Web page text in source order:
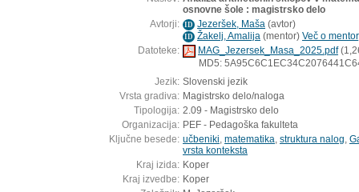
osnovne šole : magistrsko delo
Avtorji: ID Jezeršek, Maša (avtor)
ID Žakelj, Amalija (mentor) Več o
Datoteke:
MAG_Jezersek_Masa_2025.pdf
MD5:
Jezik: Slovenski jezik
Vrsta gradiva: Magistrsko delo/naloga
Tipologija: 2.09 - Magistrsko delo
Organizacija: PEF - Pedagoška fakulteta
Ključne besede: učbeniki matematika struktura nalog
vrsta konteksta
Kraj izida: Koper
Kraj izvedbe: Koper